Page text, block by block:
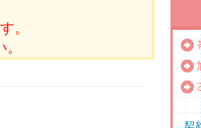
帯広の
帯広
帯広
旭川の
旭川
旭川
。